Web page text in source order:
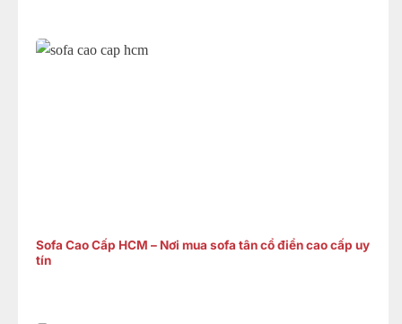
Sofa Cao Cấp HCM – Nơi mua sofa tân cổ điển cao cấp uy
tín